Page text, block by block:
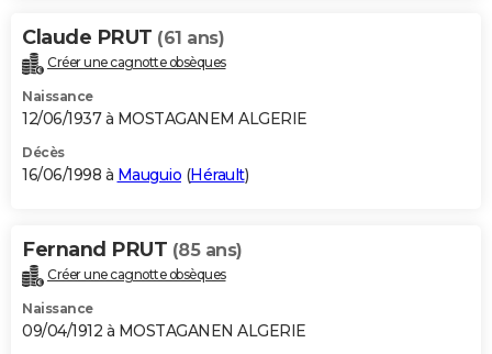
Claude PRUT (61 ans)
Créer une cagnotte obsèques
Naissance
12/06/1937 à MOSTAGANEM ALGERIE
Décès
16/06/1998 à Mauguio (Hérault)
Fernand PRUT (85 ans)
Créer une cagnotte obsèques
Naissance
09/04/1912 à MOSTAGANEN ALGERIE